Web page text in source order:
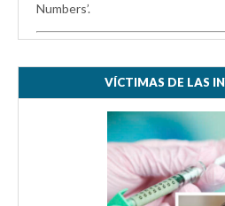
Numbers’.
VÍCTIMAS DE LAS